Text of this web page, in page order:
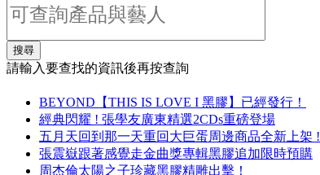
搜尋
請輸入要查找的資訊後再按查詢
BEYOND【THIS IS LOVE I 黑膠】已經發行！
經典閃耀 ! 張學友廣東精選2CDs重磅登場
五月天回到那一天重回大巨蛋周邊商品全新上架 !
張震嶽跟著感覺走金曲獎專輯黑膠追加限時預購
周杰倫太陽之子珍藏黑膠精雕出擊！